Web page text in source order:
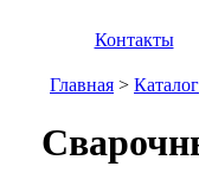
Контакты
Главная > Каталог